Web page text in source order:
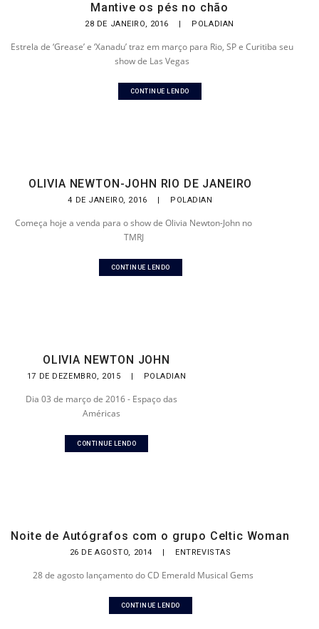
Mantive os pés no chão
28 DE JANEIRO, 2016 | POLADIAN
Estrela de ‘Grease’ e ‘Xanadu’ traz em março para Rio, SP e Curitiba seu
show de Las Vegas
CONTINUE LENDO
OLIVIA NEWTON-JOHN RIO DE JANEIRO
4 DE JANEIRO, 2016 | POLADIAN
Começa hoje a venda para o show de Olivia Newton-John no
TMRJ
CONTINUE LENDO
OLIVIA NEWTON JOHN
17 DE DEZEMBRO, 2015 | POLADIAN
Dia 03 de março de 2016 - Espaço das
Américas
CONTINUE LENDO
Noite de Autógrafos com o grupo Celtic Woman
26 DE AGOSTO, 2014 | ENTREVISTAS
28 de agosto lançamento do CD Emerald Musical Gems
CONTINUE LENDO